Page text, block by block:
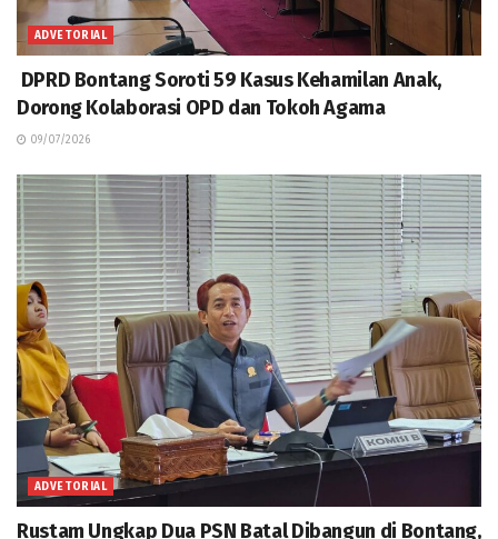
ADVETORIAL
DPRD Bontang Soroti 59 Kasus Kehamilan Anak,
Dorong Kolaborasi OPD dan Tokoh Agama
09/07/2026
ADVETORIAL
Rustam Ungkap Dua PSN Batal Dibangun di Bontang,